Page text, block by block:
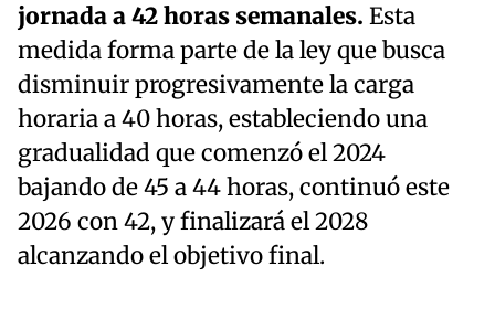
jornada a 42 horas semanales. Esta
medida forma parte de la ley que busca
disminuir progresivamente la carga
horaria a 40 horas, estableciendo una
gradualidad que comenzó el 2024
bajando de 45 a 44 horas, continuó este
2026 con 42, y finalizará el 2028
alcanzando el objetivo final.